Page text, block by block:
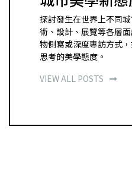
探討發生在世界上不同
術、設計、展覽等各層
物側寫或深度專訪方式
思考的美學態度。
VIEW ALL POSTS